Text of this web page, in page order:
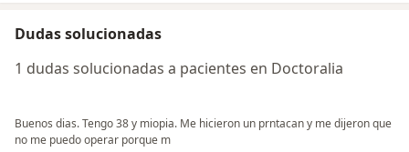
Dudas solucionadas
1 dudas solucionadas a pacientes en Doctoralia
Buenos dias. Tengo 38 y miopia. Me hicieron un prntacan y me dijeron que
no me puedo operar porque m